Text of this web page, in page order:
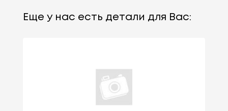
Еще у нас есть детали для Вас: